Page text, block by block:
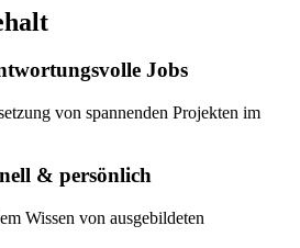
Jobs
von spannenden Projekten im
& persönlich
Wissen von ausgebildeten